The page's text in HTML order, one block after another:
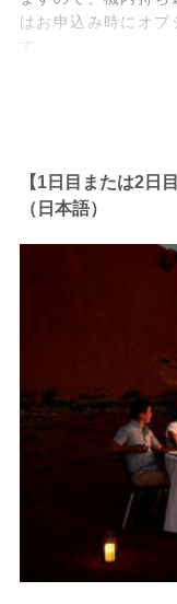
はお申込み時にオプ
【1日目または2日
（日本語）